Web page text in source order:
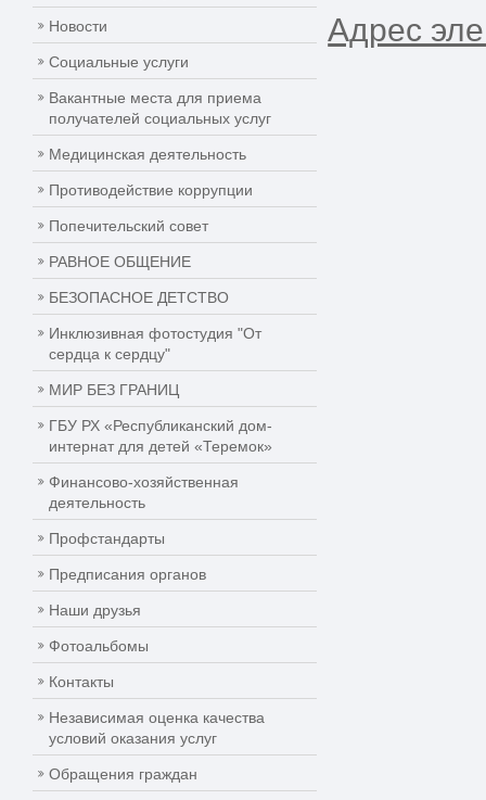
Новости
Социальные услуги
Вакантные места для приема
получателей социальных услуг
Медицинская деятельность
Противодействие коррупции
Попечительский совет
РАВНОЕ ОБЩЕНИЕ
БЕЗОПАСНОЕ ДЕТСТВО
Инклюзивная фотостудия "От
сердца к сердцу"
МИР БЕЗ ГРАНИЦ
ГБУ РХ «Республиканский дом-
интернат для детей «Теремок»
Финансово-хозяйственная
деятельность
Профстандарты
Предписания органов
Наши друзья
Фотоальбомы
Контакты
Независимая оценка качества
условий оказания услуг
Обращения граждан
Адрес